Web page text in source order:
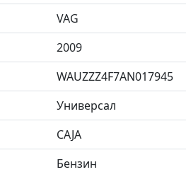
VAG
2009
WAUZZZ4F7AN017945
Универсал
CAJA
Бензин